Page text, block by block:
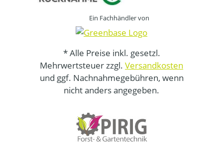
Ein Fachhändler von
* Alle Preise inkl. gesetzl.
Mehrwertsteuer zzgl. Versandkosten
und ggf. Nachnahmegebühren, wenn
nicht anders angegeben.